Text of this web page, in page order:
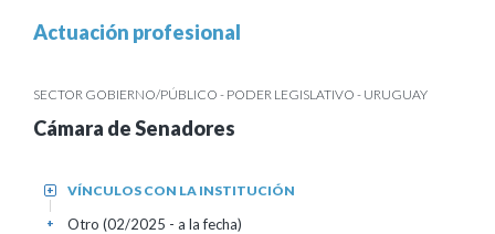
Actuación profesional
SECTOR GOBIERNO/PÚBLICO - PODER LEGISLATIVO - URUGUAY
Cámara de Senadores
VÍNCULOS CON LA INSTITUCIÓN
+
Otro (02/2025 - a la fecha)
+